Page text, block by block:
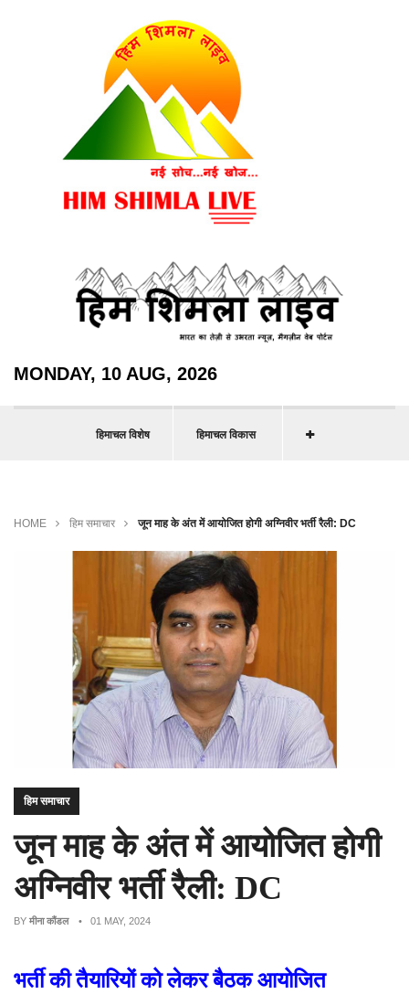
MONDAY, 10 AUG, 2026
हिमाचल विशेष हिमाचल विकास
HOME हिम समाचार जून माह के अंत में आयोजित होगी अग्निवीर भर्ती रैली: DC
हिम समाचार
जून माह के अंत में आयोजित होगी
अग्निवीर भर्ती रैली: DC
BY मीना कौंडल • 01 MAY, 2024
भर्ती की तैयारियों को लेकर बैठक आयोजित